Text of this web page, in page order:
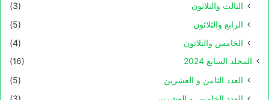
الثالث والثلاثون
(3)
الرابع والثلاثون
(5)
الخامس والثلاثون
(4)
المجلد السابع 2024 (16)
العدد الثامن و العشرين
(5)